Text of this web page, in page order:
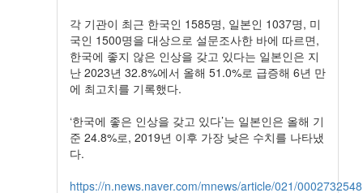
각 기관이 최근 한국인 1585명, 일본인 1037명, 미
국인 1500명을 대상으로 설문조사한 바에 따르면,
한국에 좋지 않은 인상을 갖고 있다는 일본인은 지
난 2023년 32.8%에서 올해 51.0%로 급증해 6년 만
에 최고치를 기록했다.
‘한국에 좋은 인상을 갖고 있다’는 일본인은 올해 기
준 24.8%로, 2019년 이후 가장 낮은 수치를 나타냈
다.
https://n.news.naver.com/mnews/article/021/0002732548